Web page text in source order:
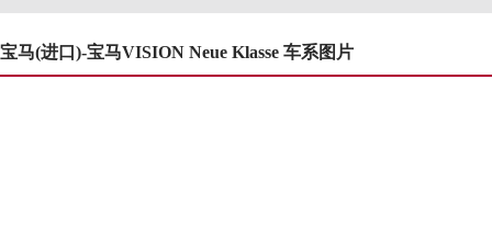
宝马(进口)-宝马VISION Neue Klasse 车系图片